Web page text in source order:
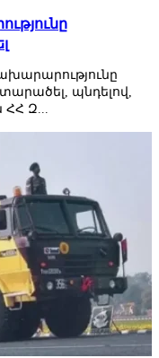
պնդելով,
Զ...